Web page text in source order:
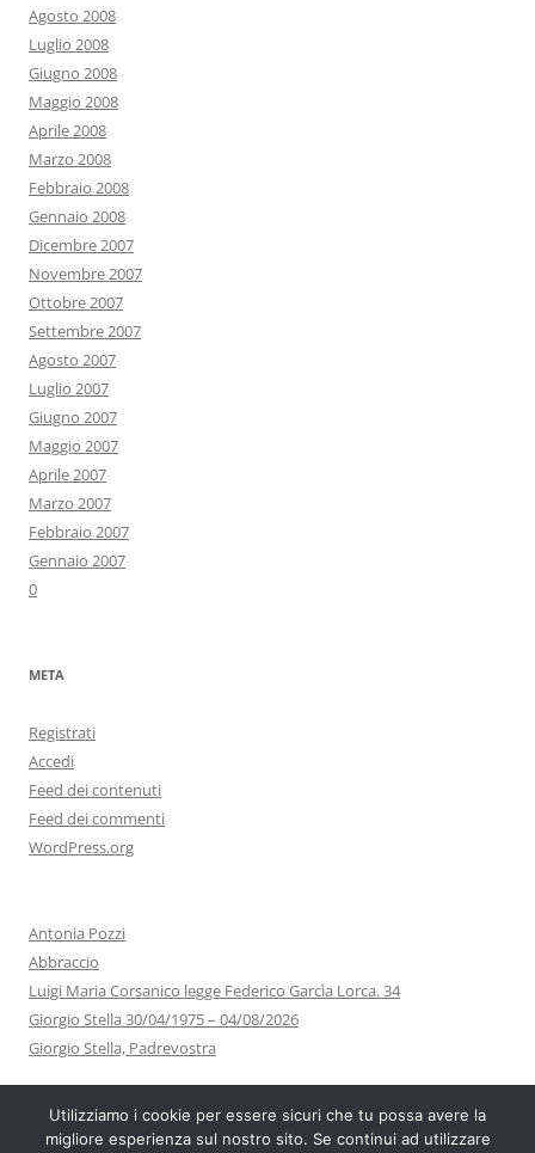
Agosto 2008
Luglio 2008
Giugno 2008
Maggio 2008
Aprile 2008
Marzo 2008
Febbraio 2008
Gennaio 2008
Dicembre 2007
Novembre 2007
Ottobre 2007
Settembre 2007
Agosto 2007
Luglio 2007
Giugno 2007
Maggio 2007
Aprile 2007
Marzo 2007
Febbraio 2007
Gennaio 2007
0
META
Registrati
Accedi
Feed dei contenuti
Feed dei commenti
WordPress.org
Antonia Pozzi
Abbraccio
Luigi Maria Corsanico legge Federico Garcìa Lorca. 34
Giorgio Stella 30/04/1975 – 04/08/2026
Giorgio Stella, Padrevostra
Utilizziamo i cookie per essere sicuri che tu possa avere la
migliore esperienza sul nostro sito. Se continui ad utilizzare